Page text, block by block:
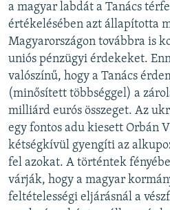
a magyar labdát a Tanács
értékelésében azt állapította
Magyarországon továbbra is
uniós pénzügyi érdekeket.
valószínű, hogy a Tanács
(minősített többséggel) a
milliárd eurós összeget. Az
egy fontos adu kiesett Orbán
kétségkívül gyengíti az
fel azokat. A történtek
várják, hogy a magyar
feltételességi eljárásnál a